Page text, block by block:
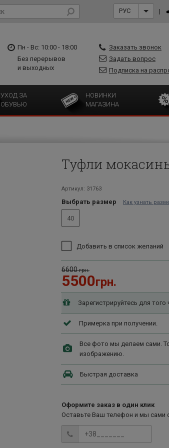
РУС |
Пн - Вс: 10:00 - 18:00
Без перерывов
и выходных
Заказать звонок
Задать вопрос
Подписка на
УХОД ЗА
ОБУВЬЮ
НОВИНКИ
МАГАЗИНА
Туфли
Артикул: 31763
Выбрать размер Как узнать
40
Добавить в список желаний
6600грн.
5500грн.
Зарегистрируйтесь для
Примерка при получении.
Все фото мы делаем сами.
изображению.
Быстрая доставка
Оформите заказ в один клик
Оставьте Ваш телефон и мы сами